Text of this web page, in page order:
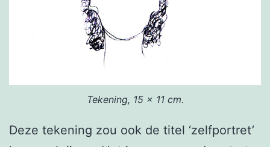
Tekening, 15 x 11 cm.
Deze tekening zou ook de titel ‘zelfportret’